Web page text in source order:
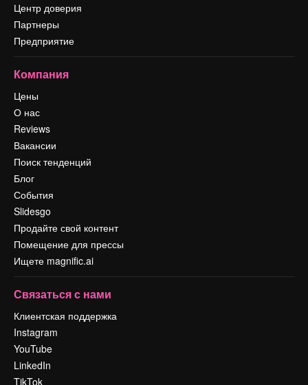
Центр доверия
Партнеры
Предприятие
Компания
Цены
О нас
Reviews
Вакансии
Поиск тенденций
Блог
События
Slidesgo
Продайте свой контент
Помещение для прессы
Ищете magnific.ai
Связаться с нами
Клиентская поддержка
Instagram
YouTube
LinkedIn
TikTok